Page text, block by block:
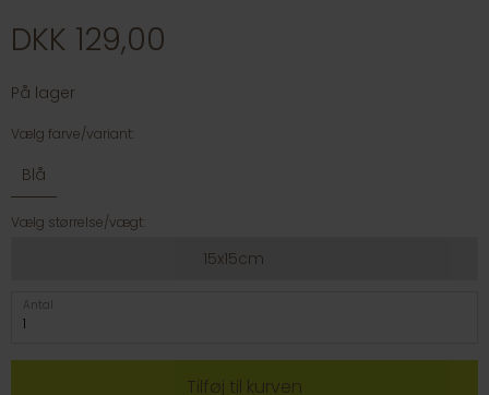
DKK 129,00
På lager
Vælg farve/variant:
Blå
Vælg størrelse/vægt:
15x15cm
Antal